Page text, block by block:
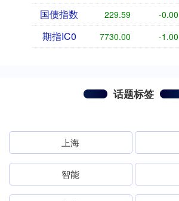
国债指数 229.59 -0.00
期指IC0 7730.00 -1.00
话题标签
上海
智能